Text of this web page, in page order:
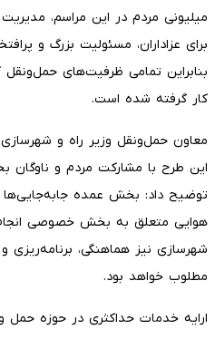
میلیونی مردم در این مراسم،
برای عزاداران، مسئولیت بزرگ و
بنابراین تمامی ظرفیت‌های
کار گرفته شده است.
معاون حمل‌ونقل وزیر راه و شهرسازی
این طرح با مشارکت مردم و
توضیح داد: بخش عمده جابه‌جایی‌ها
هوایی متعلق به بخش خصوصی
شهرسازی نیز هماهنگی، برنامه‌ریزی
مطلوب خواهد بود.
ارایه خدمات حداکثری در حوزه حمل